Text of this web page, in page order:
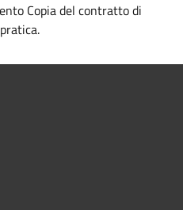
Copia del contratto di